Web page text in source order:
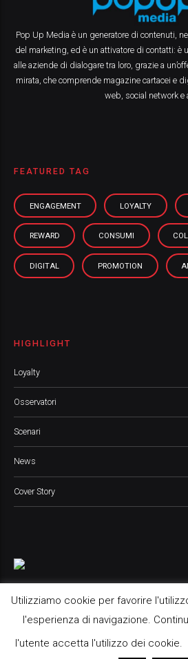
Pop Up Media è un generatore di contenuti,
del marketing, ed è un attivatore di contatti: è
alle aziende di dialogare tra loro, grazie a
mirata, che comprende magazine cartacei e
web, social network e
FEATURED TAG
ENGAGEMENT LOYALTY
REWARD CONSUMI
DIGITAL PROMOTION
HIGHLIGHT
Loyalty
Osservatori
Scenari
News
Cover Story
Pop Up Media srl, 2021 © All
Utilizziamo cookie per favorire
l'esperienza di navigazione.
l'utente accetta l'utilizzo dei cookie.